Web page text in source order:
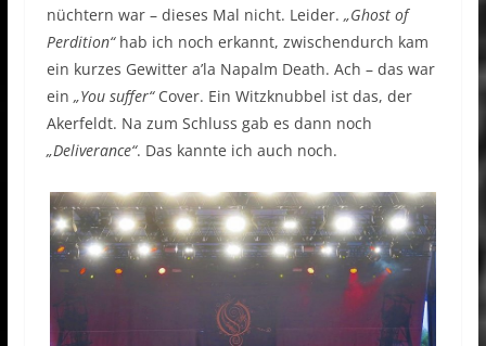
nüchtern war – dieses Mal nicht. Leider. „Ghost of
Perdition“hab ich noch erkannt, zwischendurch kam
ein kurzes Gewitter a’la Napalm Death. Ach – das war
ein „You suffer“Cover. Ein Witzknubbel ist das, der
Akerfeldt. Na zum Schluss gab es dann noch
„Deliverance“. Das kannte ich auch noch.